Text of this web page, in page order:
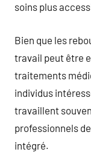
soins plus
Bien que les
travail peut être
traitements
individus
travaillent
professionnels
intégré.